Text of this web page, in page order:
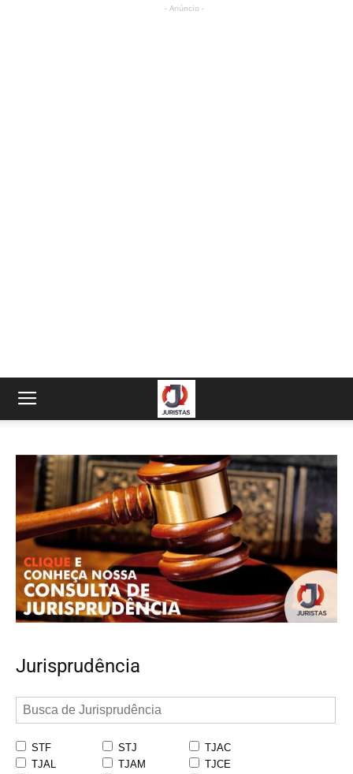
- Anúncio -
Jurisprudência
STF STJ
TJAC
TJAL
TJAM
TJCE